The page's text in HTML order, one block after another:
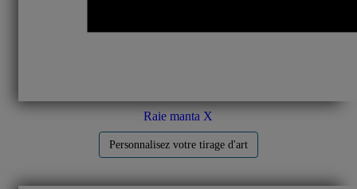
Raie manta X
Personnalisez votre tirage d'art